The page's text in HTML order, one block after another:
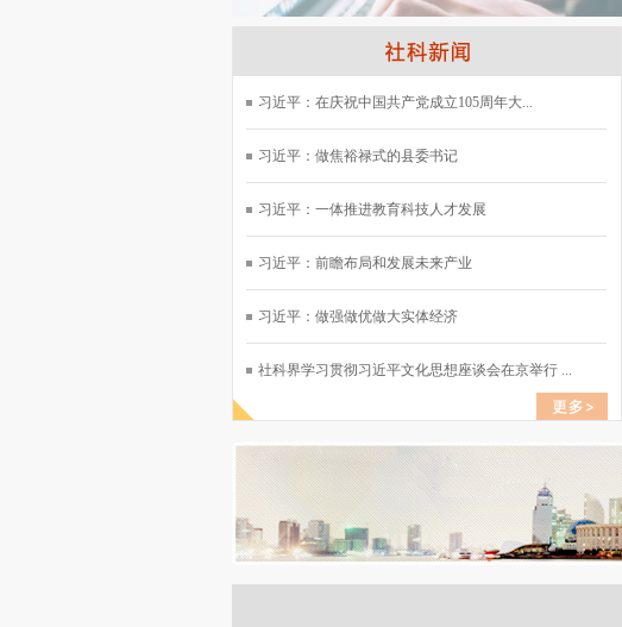
习近平：在庆祝中国共产党成立105周年大...
习近平：做焦裕禄式的县委书记
习近平：一体推进教育科技人才发展
习近平：前瞻布局和发展未来产业
习近平：做强做优做大实体经济
社科界学习贯彻习近平文化思想座谈会在京举行 ...